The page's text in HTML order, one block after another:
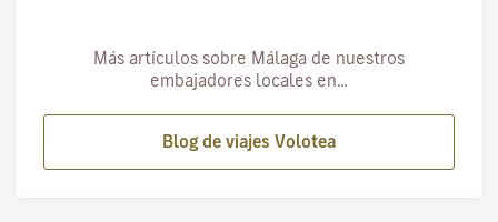
Más artículos sobre Málaga de nuestros
embajadores locales en…
Blog de viajes Volotea